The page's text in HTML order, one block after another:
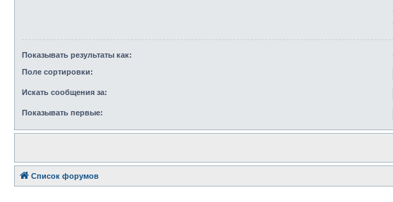
Показывать результаты как:
Поле сортировки:
Искать сообщения за:
Показывать первые:
Список форумов